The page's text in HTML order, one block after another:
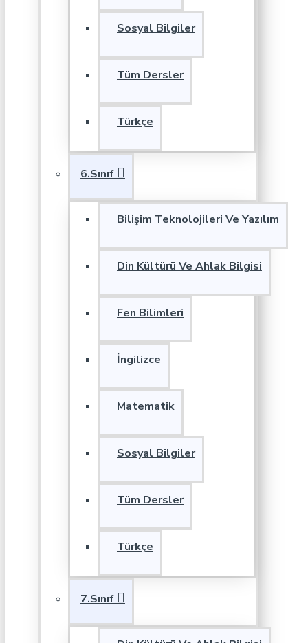
Sosyal Bilgiler
Tüm Dersler
Türkçe
6.Sınıf
Bilişim Teknolojileri Ve Yazılım
Din Kültürü Ve Ahlak Bilgisi
Fen Bilimleri
İngilizce
Matematik
Sosyal Bilgiler
Tüm Dersler
Türkçe
7.Sınıf